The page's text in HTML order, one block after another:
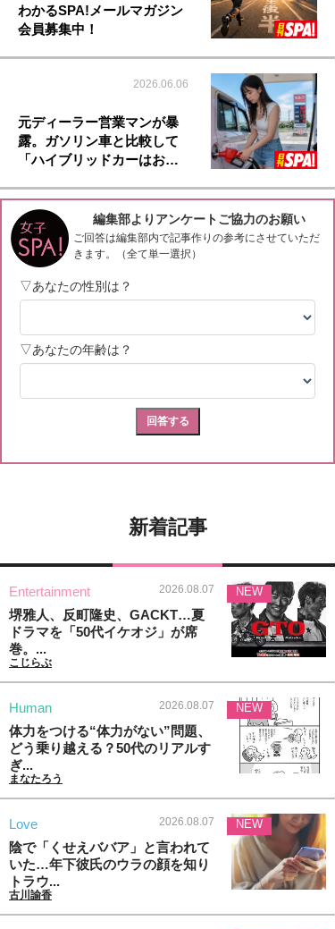
わかるSPA!メールマガジン
会員募集中！
2026.06.06
元ディーラー営業マンが暴
露。ガソリン車と比較して
「ハイブリッドカーはお…
新着記事
Entertainment 2026.08.07
堺雅人、反町隆史、GACKT…夏
ドラマを「50代イケオジ」が席
巻。...
こじらぶ
NEW
Human 2026.08.07
体力をつける“体力がない”問題、
どう乗り越える？50代のリアルす
ぎ...
まなたろう
NEW
Love 2026.08.07
陰で「くせえババア」と言われて
いた…年下彼氏のウラの顔を知り
トラウ...
古川諭香
NEW